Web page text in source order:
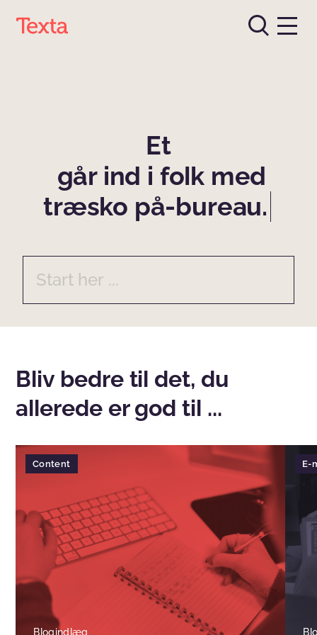
Et
går ind i folk med
træsko på-bureau.
Bliv bedre til det, du
allerede er god til ...
Content
Blogindlæg
E-